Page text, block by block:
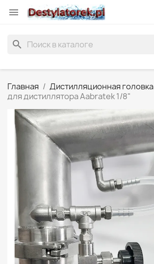

search
Главная Дистилляционная головка
для дистиллятора Aabratek 1/8"